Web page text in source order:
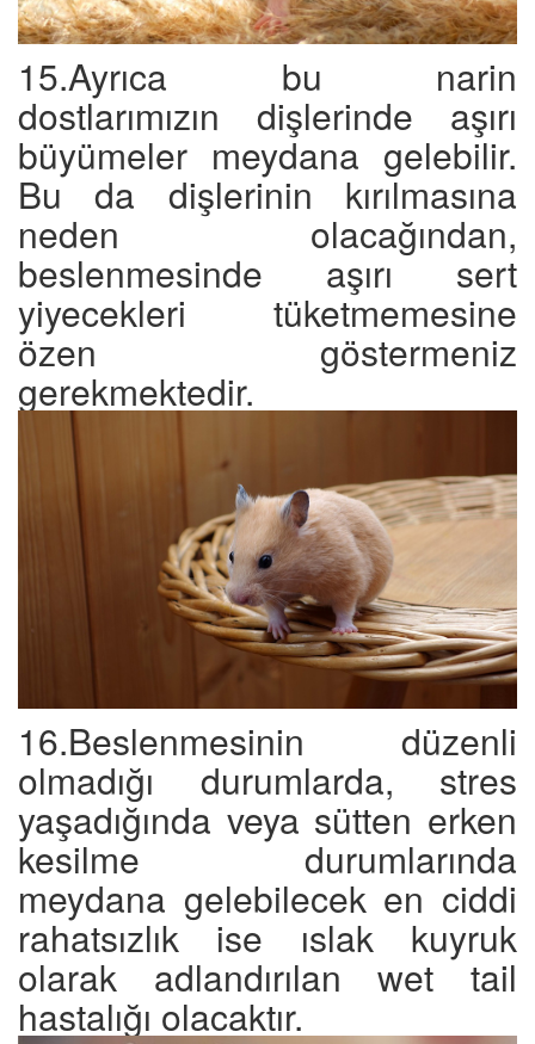
15.Ayrıca bu narin
dostlarımızın dişlerinde aşırı
büyümeler meydana gelebilir.
Bu da dişlerinin kırılmasına
neden olacağından,
beslenmesinde aşırı sert
yiyecekleri tüketmemesine
özen göstermeniz
gerekmektedir.
16.Beslenmesinin düzenli
olmadığı durumlarda, stres
yaşadığında veya sütten erken
kesilme durumlarında
meydana gelebilecek en ciddi
rahatsızlık ise ıslak kuyruk
olarak adlandırılan wet tail
hastalığı olacaktır.